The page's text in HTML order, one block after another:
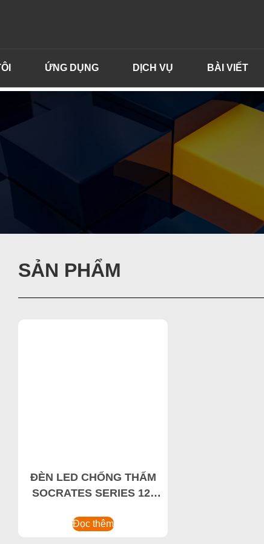
ỨNG DỤNG DỊCH VỤ BÀI VIẾT
SẢN PHẨM
ĐÈN LED CHỐNG THẤM
SOCRATES SERIES 12-
Đọc thêm